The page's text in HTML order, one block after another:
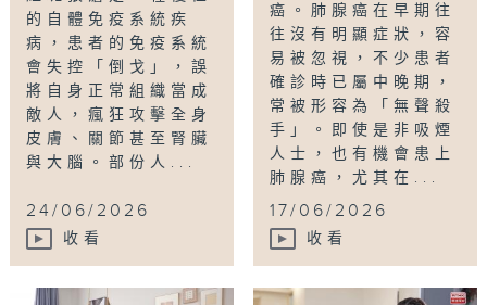
的自體免疫系統疾
病，患者的免疫系統
會失控「倒戈」，誤
將自身正常組織當成
敵人，瘋狂攻擊全身
皮膚、關節甚至腎臟
與大腦。部份人...
24/06/2026
收看
癌。肺腺癌在早期往
往沒有明顯症狀，容
易被忽視，不少患者
確診時已屬中晚期，
常被形容為「無聲殺
手」。即使是非吸煙
人士，也有機會患上
肺腺癌，尤其在...
17/06/2026
收看